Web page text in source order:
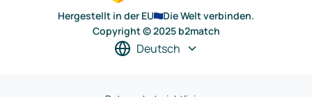
Hergestellt in der EU
Die Welt verbinden.
Copyright © 2025 b2match
Deutsch